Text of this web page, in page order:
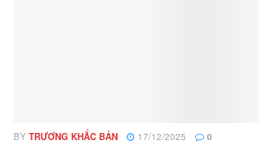
BY TRƯƠNG KHẮC BẢN 17/12/2025 0